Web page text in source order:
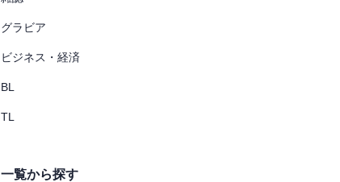
グラビア
ビジネス・経済
BL
TL
一覧から探す